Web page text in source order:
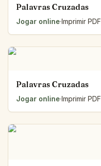
Palavras Cruzadas
Jogar online·Imprimir PDF
Palavras Cruzadas
Jogar online·Imprimir PDF